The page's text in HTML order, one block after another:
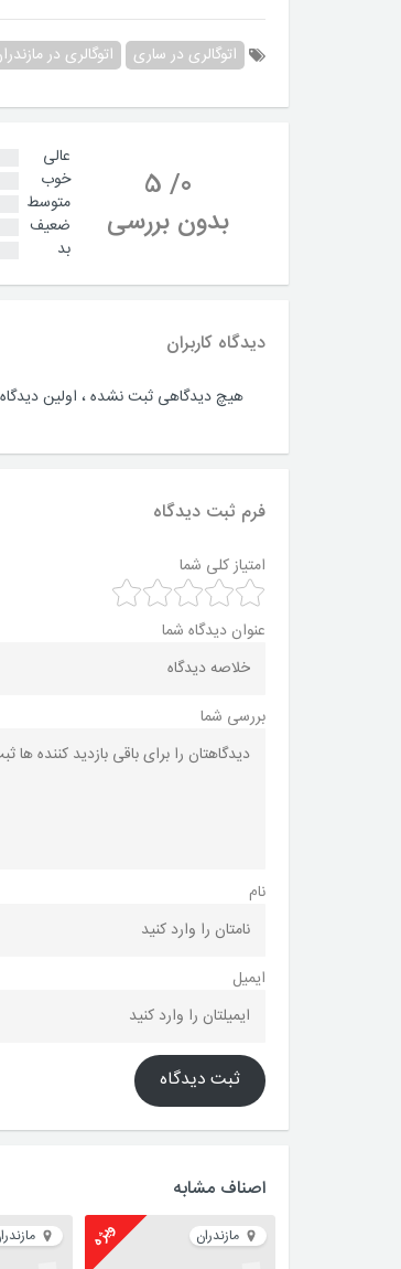
اتوگالری در ساری اتوگالری در
0
/
5
بدون بررسی
عالی
خوب
متوسط
ضعیف
بد
دیدگاه کاربران
هیچ دیدگاهی ثبت نشده ، اولین
فرم ثبت دیدگاه
امتیاز کلی شما
عنوان دیدگاه شما
بررسی شما
نام
ایمیل
ثبت دیدگاه
اصناف مشابه
مازندران ویژه